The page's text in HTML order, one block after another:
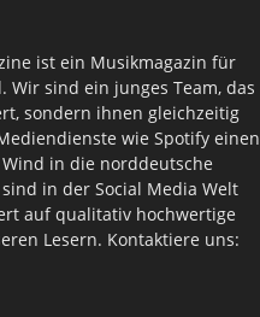
ist ein Musikmagazin für
Wir sind ein junges Team, das
sondern ihnen gleichzeitig
wie Spotify einen
in die norddeutsche
in der Social Media Welt
auf qualitativ hochwertige
Lesern. Kontaktiere uns: